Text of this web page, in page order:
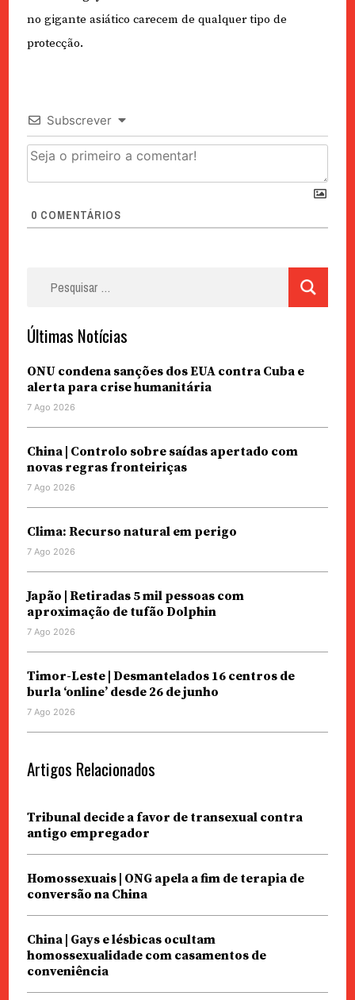
no gigante asiático carecem de qualquer tipo de
protecção.
Subscrever
0 COMENTÁRIOS
Últimas Notícias
ONU condena sanções dos EUA contra Cuba e
alerta para crise humanitária
7 Ago 2026
China | Controlo sobre saídas apertado com
novas regras fronteiriças
7 Ago 2026
Clima: Recurso natural em perigo
7 Ago 2026
Japão | Retiradas 5 mil pessoas com
aproximação de tufão Dolphin
7 Ago 2026
Timor-Leste | Desmantelados 16 centros de
burla ‘online’ desde 26 de junho
7 Ago 2026
Artigos Relacionados
Tribunal decide a favor de transexual contra
antigo empregador
Homossexuais | ONG apela a fim de terapia de
conversão na China
China | Gays e lésbicas ocultam
homossexualidade com casamentos de
conveniência